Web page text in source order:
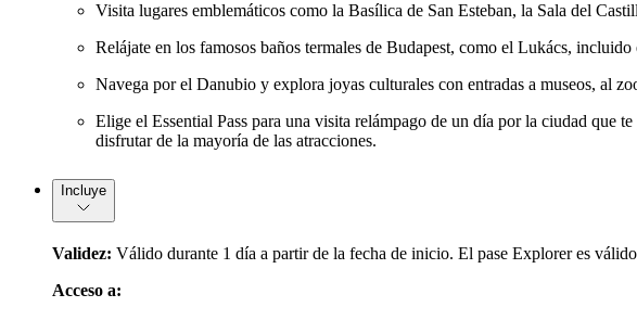
Visita lugares emblemáticos como la Basílica de San Esteban, la Sala del
Relájate en los famosos baños termales de Budapest, como el Lukács, incluido
Navega por el Danubio y explora joyas culturales con entradas a museos, al
Elige el Essential Pass para una visita relámpago de un día por la ciudad que
disfrutar de la mayoría de las atracciones.
Incluye
Validez: Válido durante 1 día a partir de la fecha de inicio. El pase Explorer es
Acceso a: